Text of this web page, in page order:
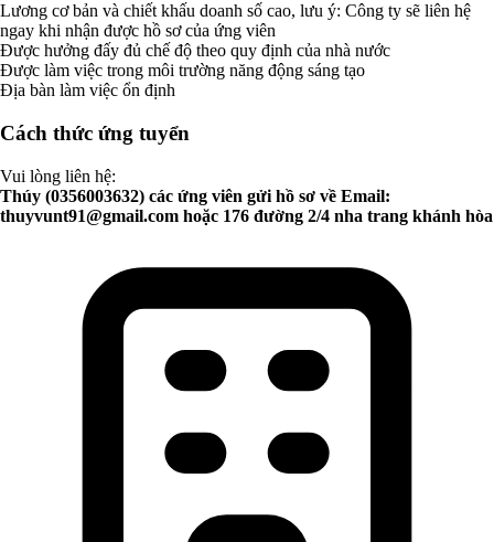
Lương cơ bản và chiết khấu doanh số cao, lưu ý: Công ty sẽ liên hệ
ngay khi nhận được hồ sơ của ứng viên
Được hưởng đấy đủ chế độ theo quy định của nhà nước
Được làm việc trong môi trường năng động sáng tạo
Địa bàn làm việc ổn định
Cách thức ứng tuyển
Vui lòng liên hệ:
Thúy (0356003632) các ứng viên gửi hồ sơ về Email:
thuyvunt91@gmail.com hoặc 176 đường 2/4 nha trang khánh hòa